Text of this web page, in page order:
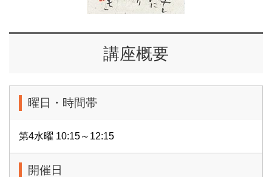
講座概要
曜日・時間帯
第4水曜 10:15～12:15
開催日